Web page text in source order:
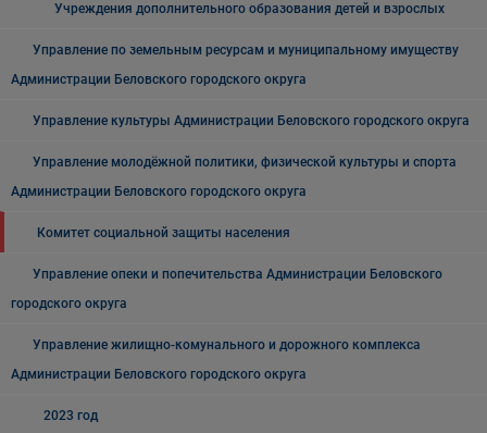
Учреждения дополнительного образования детей и взрослых
Управление по земельным ресурсам и муниципальному имуществу
Администрации Беловского городского округа
Управление культуры Администрации Беловского городского округа
Управление молодёжной политики, физической культуры и спорта
Администрации Беловского городского округа
Комитет социальной защиты населения
Управление опеки и попечительства Администрации Беловского
городского округа
Управление жилищно-комунального и дорожного комплекса
Администрации Беловского городского округа
2023 год